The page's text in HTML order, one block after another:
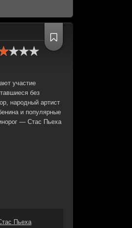
участие
без
народный артист
и популярные
— Стас Пьеха
Пьеха